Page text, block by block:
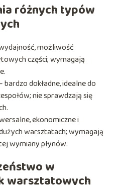
różnych typów
możliwość
części; wymagają
bardzo dokładne, idealne do
nie sprawdzają się
ekonomiczne i
warsztatach; wymagają
wymiany płynów.
w